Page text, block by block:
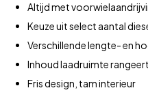
Altijd met
Keuze uit select aantal
Verschillende lengte- en
Inhoud laadruimte
Fris design, tam interieur